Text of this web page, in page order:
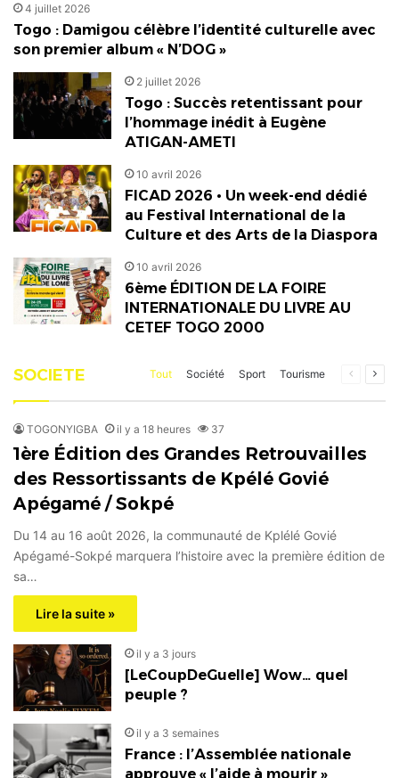
4 juillet 2026
Togo : Damigou célèbre l’identité culturelle avec
son premier album « N’DOG »
2 juillet 2026
Togo : Succès retentissant pour
l’hommage inédit à Eugène
ATIGAN-AMETI
10 avril 2026
FICAD 2026 • Un week-end dédié
au Festival International de la
Culture et des Arts de la Diaspora
10 avril 2026
6ème ÉDITION DE LA FOIRE
INTERNATIONALE DU LIVRE AU
CETEF TOGO 2000
SOCIETE Tout Société Sport Tourisme
Page
TOGONYIGBA il y a 18 heures 37
1ère Édition des Grandes Retrouvailles
des Ressortissants de Kpélé Govié
Apégamé / Sokpé
Du 14 au 16 août 2026, la communauté de Kplélé Govié
Apégamé-Sokpé marquera l’histoire avec la première édition de
sa…
Lire la suite »
il y a 3 jours
[LeCoupDeGuelle] Wow… quel
peuple ?
il y a 3 semaines
France : l’Assemblée nationale
approuve « l’aide à mourir »